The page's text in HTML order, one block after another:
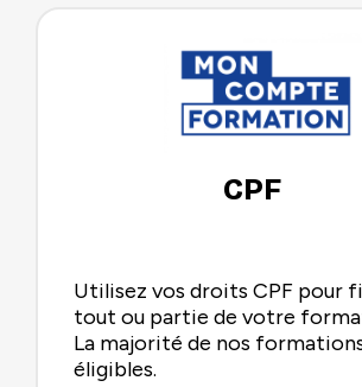
CPF
Utilisez vos droits CPF pour
tout ou partie de votre
La majorité de nos
éligibles.